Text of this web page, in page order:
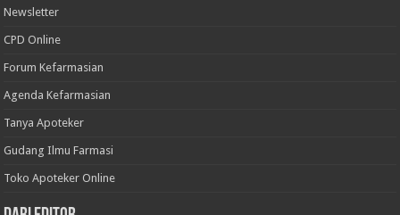
Newsletter
CPD Online
Forum Kefarmasian
Agenda Kefarmasian
Tanya Apoteker
Gudang Ilmu Farmasi
Toko Apoteker Online